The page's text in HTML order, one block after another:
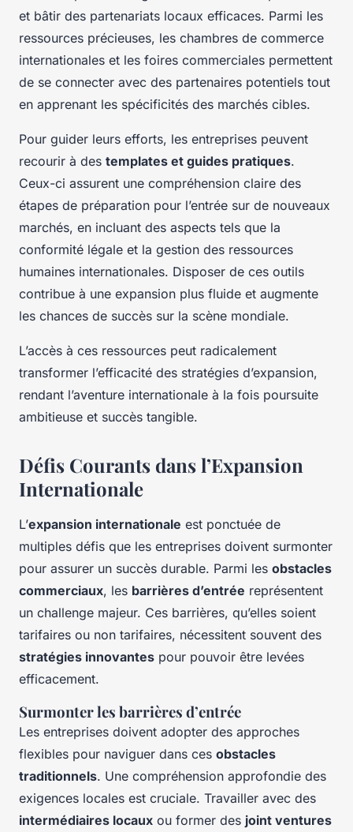
et bâtir des partenariats locaux efficaces. Parmi les
ressources précieuses, les chambres de commerce
internationales et les foires commerciales permettent
de se connecter avec des partenaires potentiels tout
en apprenant les spécificités des marchés cibles.
Pour guider leurs efforts, les entreprises peuvent
recourir à des templates et guides pratiques.
Ceux-ci assurent une compréhension claire des
étapes de préparation pour l’entrée sur de nouveaux
marchés, en incluant des aspects tels que la
conformité légale et la gestion des ressources
humaines internationales. Disposer de ces outils
contribue à une expansion plus fluide et augmente
les chances de succès sur la scène mondiale.
L’accès à ces ressources peut radicalement
transformer l’efficacité des stratégies d’expansion,
rendant l’aventure internationale à la fois poursuite
ambitieuse et succès tangible.
Défis Courants dans l’Expansion
Internationale
L’expansion internationale est ponctuée de
multiples défis que les entreprises doivent surmonter
pour assurer un succès durable. Parmi les obstacles
commerciaux, les barrières d’entrée représentent
un challenge majeur. Ces barrières, qu’elles soient
tarifaires ou non tarifaires, nécessitent souvent des
stratégies innovantes pour pouvoir être levées
efficacement.
Surmonter les barrières d’entrée
Les entreprises doivent adopter des approches
flexibles pour naviguer dans ces obstacles
traditionnels. Une compréhension approfondie des
exigences locales est cruciale. Travailler avec des
intermédiaires locaux ou former des joint ventures